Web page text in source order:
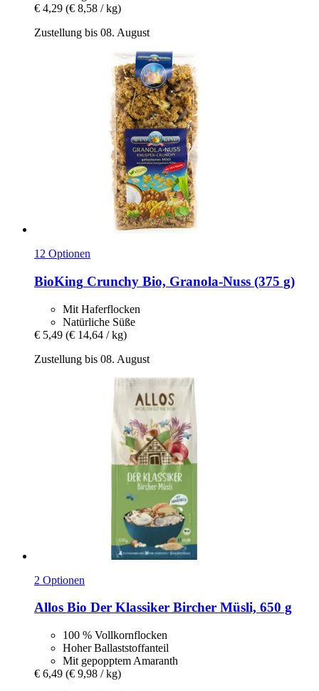
€ 4,29 (€ 8,58 / kg)
Zustellung bis 08. August
12 Optionen
BioKing Crunchy Bio, Granola-​Nuss (375 g)
Mit Haferflocken
Natürliche Süße
€ 5,49 (€ 14,64 / kg)
Zustellung bis 08. August
2 Optionen
Allos Bio Der Klassiker Bircher Müsli, 650 g
100 % Vollkornflocken
Hoher Ballaststoffanteil
Mit gepopptem Amaranth
€ 6,49 (€ 9,98 / kg)